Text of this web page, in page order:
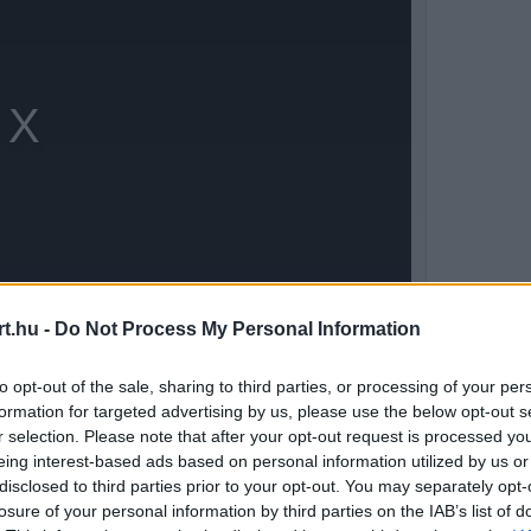
- Do Not Process My Personal Information
opt-out of the sale, sharing to third parties, or processing of your
for targeted advertising by us, please use the below opt-out
selection. Please note that after your opt-out request is processed
interest-based ads based on personal information utilized by us
to third parties prior to your opt-out. You may separately
of your personal information by third parties on the IAB’s list of
van egy gyorsabb autóra, vagy hogy más
sokkal többről szólna. A Forma–1-en kívüli
számomra olyan, mint egy második család,